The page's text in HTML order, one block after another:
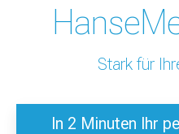
Stark für
In 2 Minuten Ihr